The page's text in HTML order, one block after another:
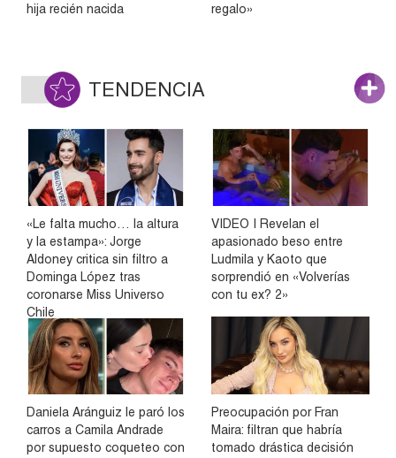
hija recién nacida
regalo»
TENDENCIA
«Le falta mucho… la altura
y la estampa»: Jorge
Aldoney critica sin filtro a
Dominga López tras
coronarse Miss Universo
Chile
VIDEO | Revelan el
apasionado beso entre
Ludmila y Kaoto que
sorprendió en «Volverías
con tu ex? 2»
Daniela Aránguiz le paró los
carros a Camila Andrade
por supuesto coqueteo con
Preocupación por Fran
Maira: filtran que habría
tomado drástica decisión